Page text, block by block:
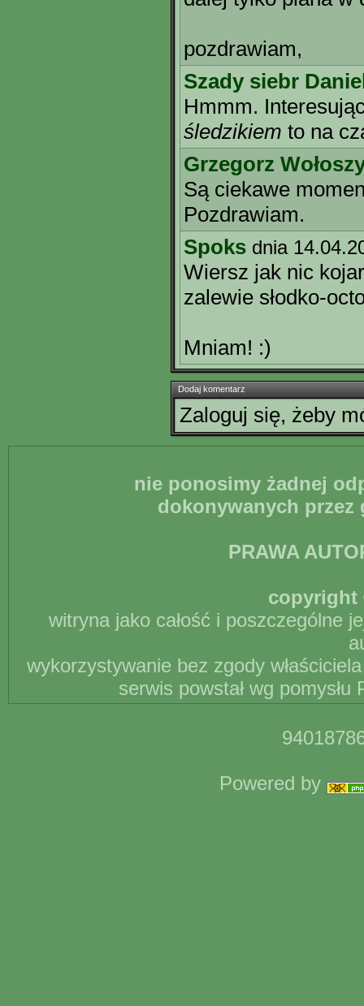
pozdrawiam,
Szady siebr
Hmmm.
śledzikiem to na
Grzegorz
Są ciekawe
Pozdrawiam.
Spoks dnia
Wiersz jak nic
zalewie słodko-
Mniam! :)
Dodaj komentarz
Zaloguj się, żeby
nie ponosimy żadnej
dokonywanych
PRAWA
copyright
witryna jako całość i poszczególne
wykorzystywanie bez zgody
serwis powstał wg
Powered by